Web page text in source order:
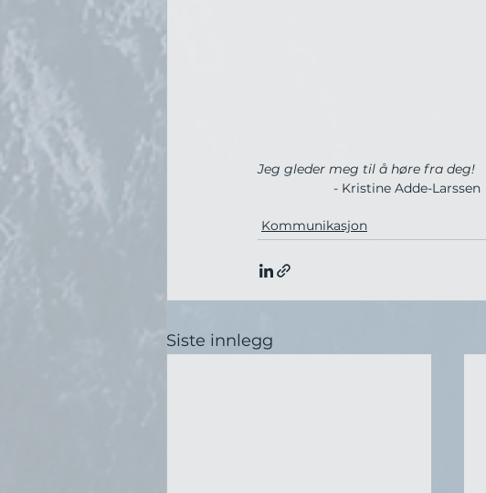
Jeg gleder meg til å høre fra deg!
        - Kristine Adde-Larssen
Kommunikasjon
Siste innlegg